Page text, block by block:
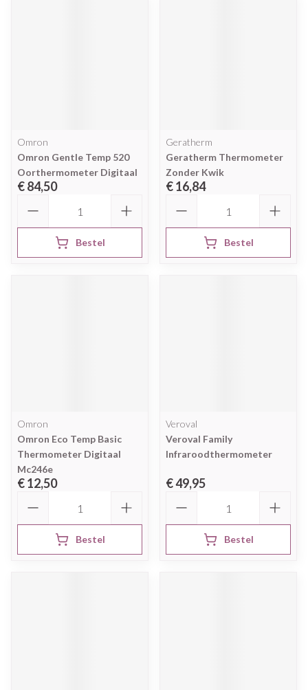
Omron
Omron Gentle Temp 520
Oorthermometer Digitaal
€ 84,50
Bestel
Geratherm
Geratherm Thermometer
Zonder Kwik
€ 16,84
Bestel
Omron
Omron Eco Temp Basic
Thermometer Digitaal
Mc246e
€ 12,50
Bestel
Veroval
Veroval Family
Infraroodthermometer
€ 49,95
Bestel